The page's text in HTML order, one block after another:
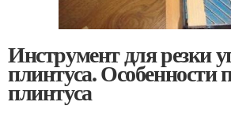
Инструмент для резки
плинтуса. Особенности
плинтуса